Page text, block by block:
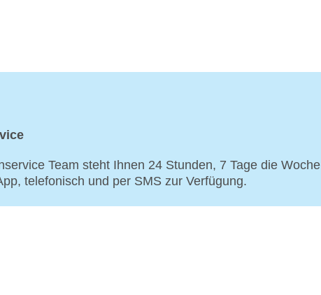
Team steht Ihnen 24 Stunden, 7 Tage die Woche
telefonisch und per SMS zur Verfügung.